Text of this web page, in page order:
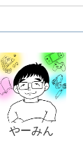
やーみん